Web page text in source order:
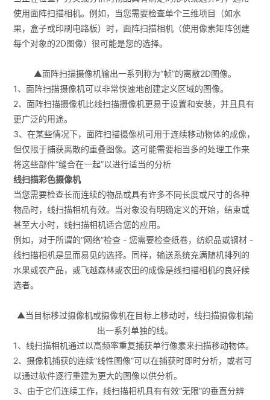
使用面阵扫描相机。例如，当您需要检查单个三维项目（如水
果，盒子或印刷电路板）时，面阵扫描相机（使用像素矩阵创建
每个对象的2D图像）很可能是您的选择。
▲面阵扫描摄像机输出一系列称为“帧”的离散2D图像。
1、面阵扫描摄像机可以非常快速地创建定义区域的图像。
2、面阵扫描摄像机比线扫描摄像机更易于设置和安装，并且具有
更广泛的用途。
3、在某些情况下，面阵扫描摄像机可用于连续移动物体的成像，
但仅限于捕获离散的重叠图像。这可能需要相当多的处理工作来
将这些部件“缝合在一起”以进行适当的分析
线扫描彩色摄像机
当您需要检查长而连续的物品或具有许多不同长度或尺寸的各种
物品时，线扫描相机有效。当对象没有明确定义的开始，结束或
甚至大小时，线扫描相机适合您的应用。
例如，对于所谓的“网络”检查 - 您需要检查纸卷，纺织品或钢材 -
线扫描相机是显而易见的选择。同样，输送系统充满随机排列的
水果或农产品，或飞越森林或农田的成像是线扫描相机的良好候
选者。
▲当目标移过摄像机或摄像机在目标上移动时，线扫描摄像机输
出一系列单独的线。
1、线扫描相机通过以高频率重复捕获单行像素来扫描移动物体。
2、摄像机捕获的连续“线性图像”可以在捕获时即时分析，或者可
以通过软件逐行重建为更大的图像以供分析。
3、由于它们连续工作，线扫描相机具有有效“无限”的垂直分辨